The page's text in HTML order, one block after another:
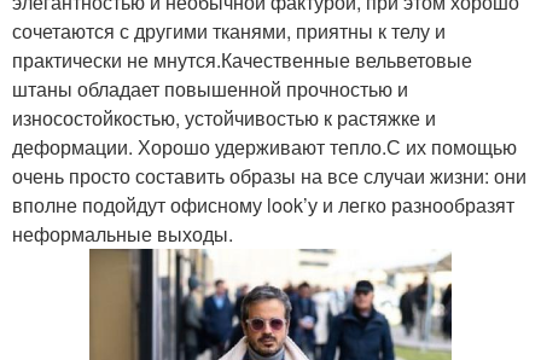
сочетаются с другими тканями, приятны к телу и
практически не мнутся.Качественные вельветовые
штаны обладает повышенной прочностью и
износостойкостью, устойчивостью к растяжке и
деформации. Хорошо удерживают тепло.С их помощью
очень просто составить образы на все случаи жизни: они
вполне подойдут офисному look’у и легко разнообразят
неформальные выходы.